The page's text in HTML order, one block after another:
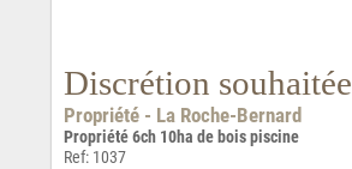
Discrétion souhaitée
Propriété - La Roche-Bernard
Propriété 6ch 10ha de bois piscine
Ref: 1037